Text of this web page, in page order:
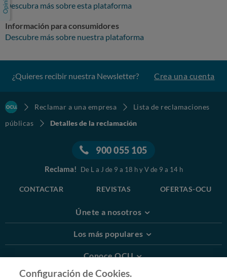
Descubra más sobre esta plataforma
Información para consumidores
Descubre más sobre nuestra plataforma
¿Quieres recibir nuestra Newsletter? Crea una cuenta
Reclamar a una empresa
Lista de reclamaciones
públicas
Detalles de la reclamación
900 055 105
Reclama! De L a J de 9 a 18 h y V de 9 a 14 h
CONTACTAR REVISTAS OFERTAS-OCU
Únete a nosotros
Los más populares
Conoce OCU
Más Información
Configuración de Cookies.